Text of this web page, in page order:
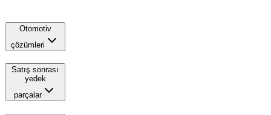
Otomotiv
çözümleri
Satış sonrası
yedek
parçalar